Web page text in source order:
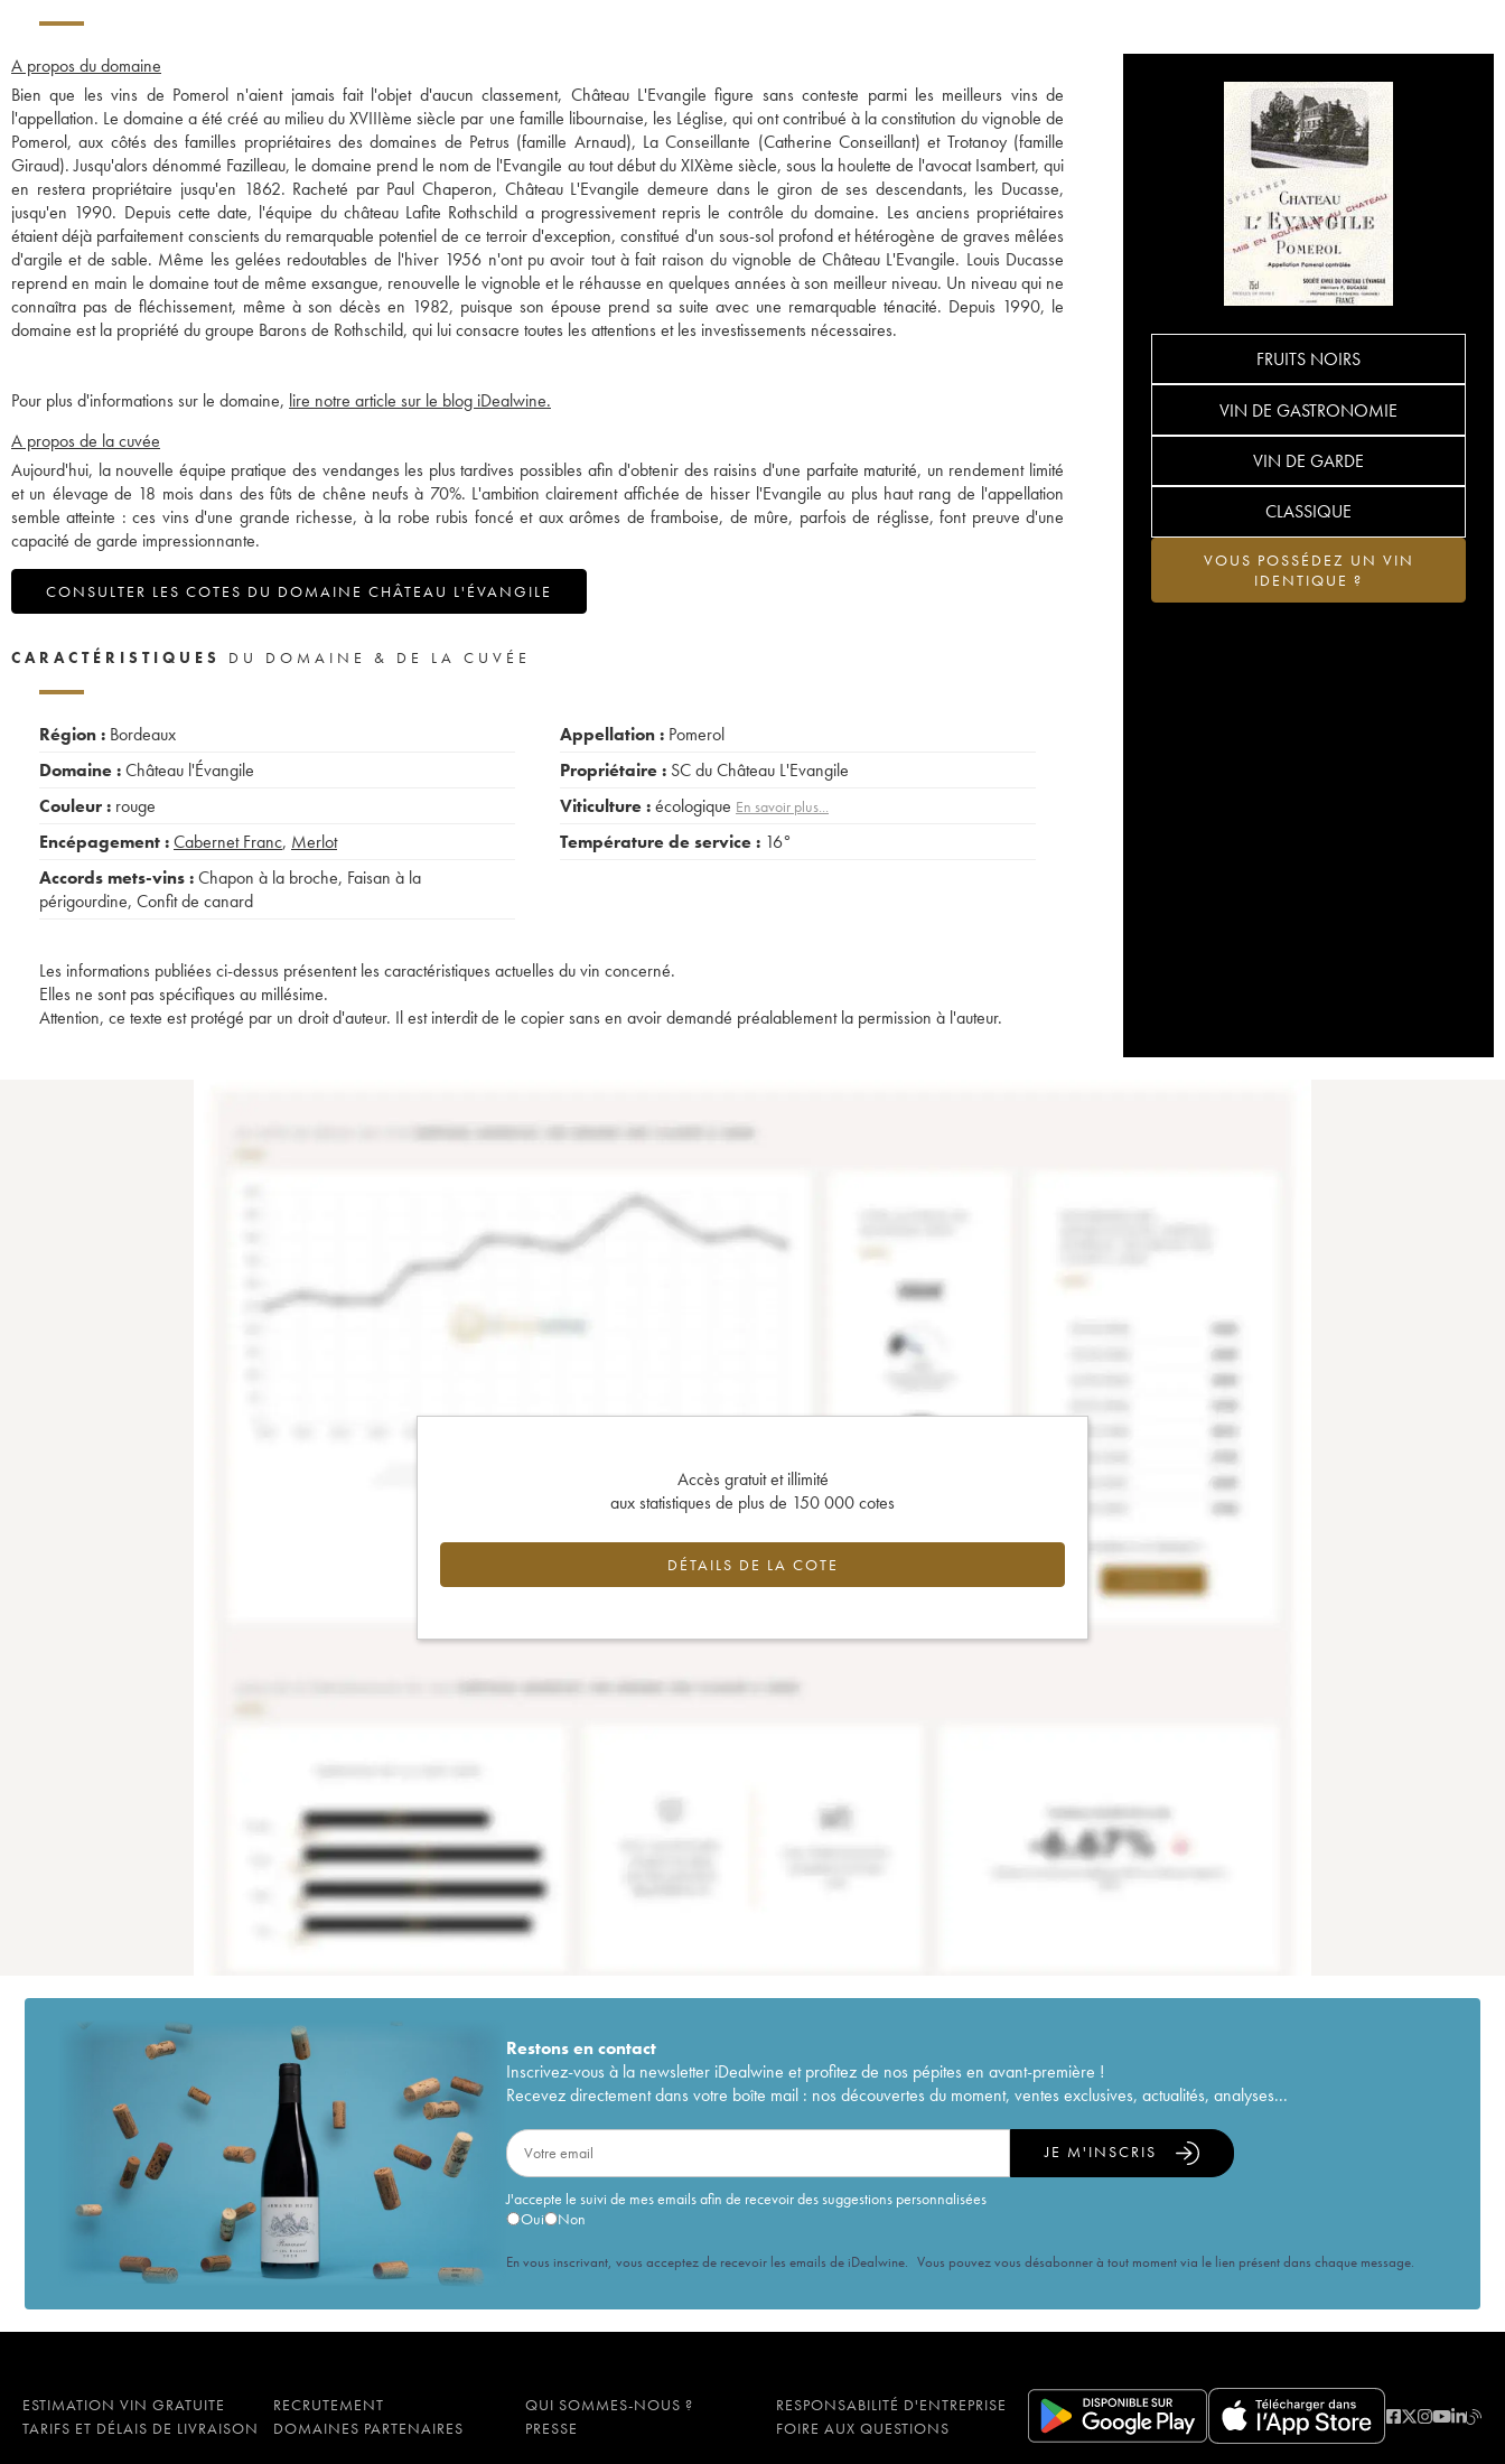
A propos du domaine
Bien que les vins de Pomerol n'aient jamais fait l'objet d'aucun classement, Château L'Evangile figure sans conteste parmi les meilleurs vins de
l'appellation. Le domaine a été créé au milieu du XVIIIème siècle par une famille libournaise, les Léglise, qui ont contribué à la constitution du vignoble de
Pomerol, aux côtés des familles propriétaires des domaines de Petrus (famille Arnaud), La Conseillante (Catherine Conseillant) et Trotanoy (famille
Giraud). Jusqu'alors dénommé Fazilleau, le domaine prend le nom de l'Evangile au tout début du XIXème siècle, sous la houlette de l'avocat Isambert, qui
en restera propriétaire jusqu'en 1862. Racheté par Paul Chaperon, Château L'Evangile demeure dans le giron de ses descendants, les Ducasse,
jusqu'en 1990. Depuis cette date, l'équipe du château Lafite Rothschild a progressivement repris le contrôle du domaine. Les anciens propriétaires
étaient déjà parfaitement conscients du remarquable potentiel de ce terroir d'exception, constitué d'un sous-sol profond et hétérogène de graves mêlées
d'argile et de sable. Même les gelées redoutables de l'hiver 1956 n'ont pu avoir tout à fait raison du vignoble de Château L'Evangile. Louis Ducasse
reprend en main le domaine tout de même exsangue, renouvelle le vignoble et le réhausse en quelques années à son meilleur niveau. Un niveau qui ne
connaîtra pas de fléchissement, même à son décès en 1982, puisque son épouse prend sa suite avec une remarquable ténacité. Depuis 1990, le
domaine est la propriété du groupe Barons de Rothschild, qui lui consacre toutes les attentions et les investissements nécessaires.
Pour plus d'informations sur le domaine, lire notre article sur le blog iDealwine.
A propos de la cuvée
Aujourd'hui, la nouvelle équipe pratique des vendanges les plus tardives possibles afin d'obtenir des raisins d'une parfaite maturité, un rendement limité
et un élevage de 18 mois dans des fûts de chêne neufs à 70%. L'ambition clairement affichée de hisser l'Evangile au plus haut rang de l'appellation
semble atteinte : ces vins d'une grande richesse, à la robe rubis foncé et aux arômes de framboise, de mûre, parfois de réglisse, font preuve d'une
capacité de garde impressionnante.
CONSULTER LES COTES DU DOMAINE CHÂTEAU L'ÉVANGILE
FRUITS NOIRS
VIN DE GASTRONOMIE
VIN DE GARDE
CLASSIQUE
VOUS POSSÉDEZ UN VIN
IDENTIQUE ?
CARACTÉRISTIQUES DU DOMAINE & DE LA CUVÉE
Région : Bordeaux
Domaine :Château l'Évangile
Couleur : rouge
Encépagement :Cabernet Franc, Merlot
Accords mets-vins :Chapon à la broche, Faisan à la
périgourdine, Confit de canard
Appellation : Pomerol
Propriétaire : SC du Château L'Evangile
Viticulture :écologique En savoir plus...
Température de service : 16°
Les informations publiées ci-dessus présentent les caractéristiques actuelles du vin concerné.
Elles ne sont pas spécifiques au millésime.
Attention, ce texte est protégé par un droit d'auteur. Il est interdit de le copier sans en avoir demandé préalablement la permission à l'auteur.
Accès gratuit et illimité
aux statistiques de plus de 150 000 cotes
DÉTAILS DE LA COTE
Restons encontact
Inscrivez-vous à la newsletter iDealwine et profitez de nos pépites en avant-première !
Recevez directement dans votre boîte mail : nos découvertes du moment, ventes exclusives, actualités, analyses...
J'accepte le suivi de mes emails afin de recevoir des suggestions personnalisées
Oui
Non
JE M'INSCRIS
En vous inscrivant, vous acceptez de recevoir les emails de iDealwine. Vous pouvez vous désabonner à tout moment via le lien présent dans chaque message.
ESTIMATION VIN GRATUITE RECRUTEMENT QUI SOMMES-NOUS ?
RESPONSABILITÉ D'ENTREPRISE
TARIFS ET DÉLAIS DE LIVRAISON
DOMAINES PARTENAIRES PRESSE FOIRE AUX QUESTIONS